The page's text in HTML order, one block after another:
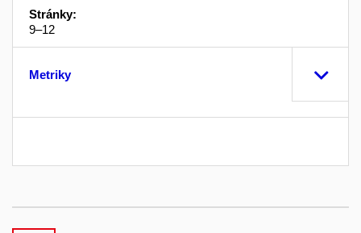
Stránky:
9–12
Metriky